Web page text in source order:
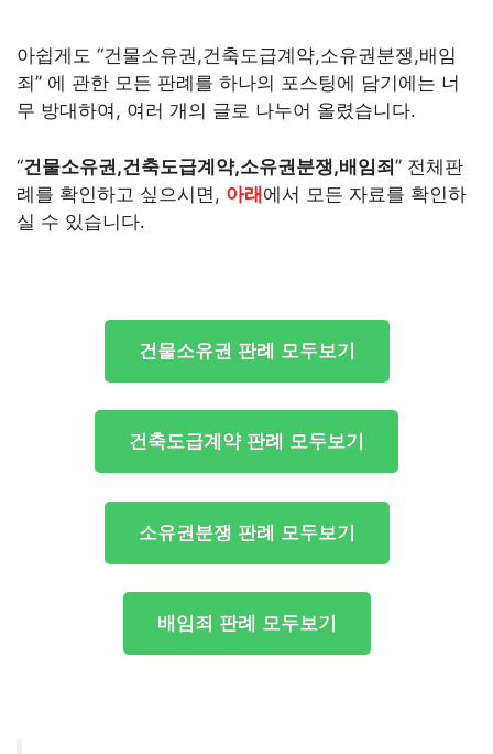
아쉽게도 “건물소유권,건축도급계약,소유권분쟁,배임
죄” 에 관한 모든 판례를 하나의 포스팅에 담기에는 너
무 방대하여, 여러 개의 글로 나누어 올렸습니다.
“건물소유권,건축도급계약,소유권분쟁,배임죄” 전체판
례를 확인하고 싶으시면, 아래에서 모든 자료를 확인하
실 수 있습니다.
건물소유권 판례 모두보기
건축도급계약 판례 모두보기
소유권분쟁 판례 모두보기
배임죄 판례 모두보기